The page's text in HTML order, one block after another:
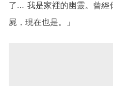
了... 我是家裡的幽靈。曾經
屍，現在也是。」